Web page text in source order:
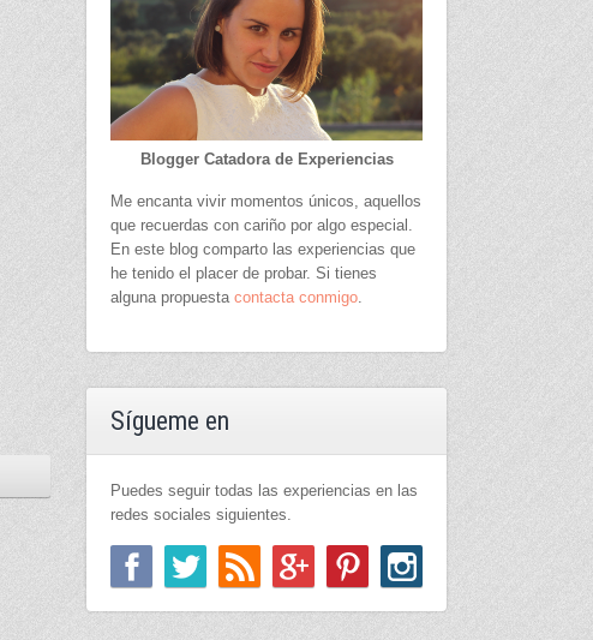
Blogger Catadora de Experiencias
Me encanta vivir momentos únicos, aquellos
que recuerdas con cariño por algo especial.
En este blog comparto las experiencias que
he tenido el placer de probar. Si tienes
alguna propuesta contacta conmigo
Sígueme en
Puedes seguir todas las experiencias en las
redes sociales siguientes.